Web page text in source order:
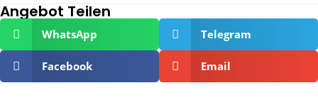
Angebot Teilen
WhatsApp Telegram
Facebook Email